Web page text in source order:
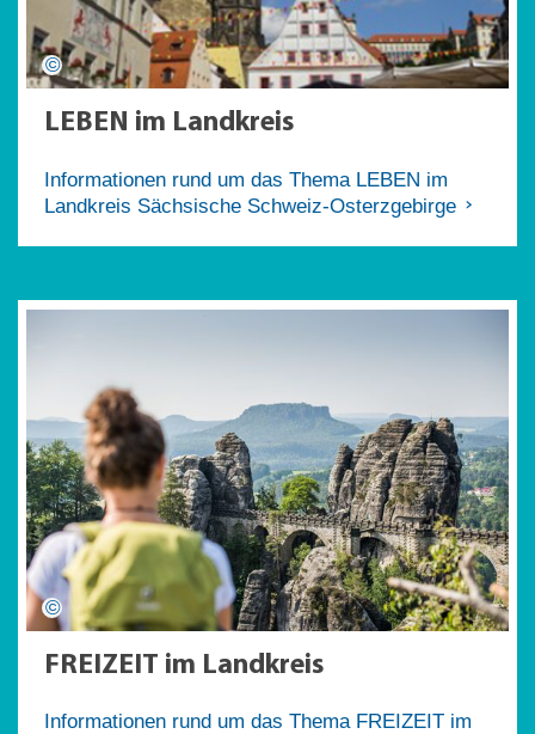
LEBEN im Landkreis
Informationen rund um das Thema LEBEN im
Landkreis Sächsische Schweiz-Osterzgebirge
FREIZEIT im Landkreis
Informationen rund um das Thema FREIZEIT im